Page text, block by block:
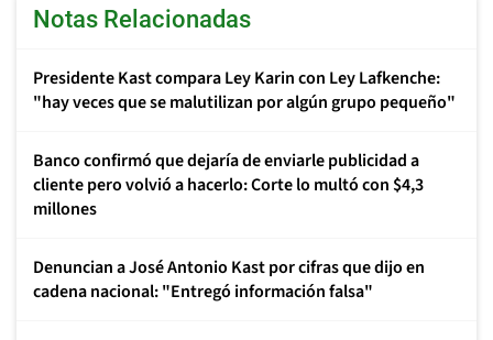
Notas Relacionadas
Presidente Kast compara Ley Karin con Ley Lafkenche:
"hay veces que se malutilizan por algún grupo pequeño"
Banco confirmó que dejaría de enviarle publicidad a
cliente pero volvió a hacerlo: Corte lo multó con $4,3
millones
Denuncian a José Antonio Kast por cifras que dijo en
cadena nacional: "Entregó información falsa"